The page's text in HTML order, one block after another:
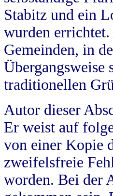
Stabitz und ein
wurden
Gemeinden, in
Übergangsweise
traditionellen
Autor dieser
Er weist auf
von einer Kopie
zweifelsfreie
worden. Bei der